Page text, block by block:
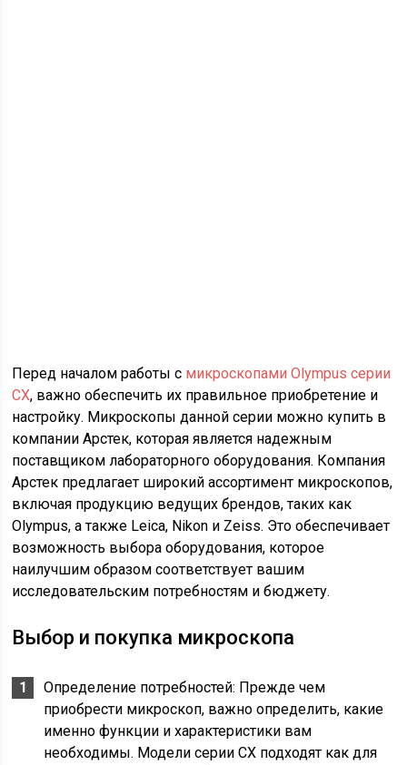
Перед началом работы с микроскопами Olympus серии
CX, важно обеспечить их правильное приобретение и
настройку. Микроскопы данной серии можно купить в
компании Арстек, которая является надежным
поставщиком лабораторного оборудования. Компания
Арстек предлагает широкий ассортимент микроскопов,
включая продукцию ведущих брендов, таких как
Olympus, а также Leica, Nikon и Zeiss. Это обеспечивает
возможность выбора оборудования, которое
наилучшим образом соответствует вашим
исследовательским потребностям и бюджету.
Выбор и покупка микроскопа
Определение потребностей: Прежде чем
приобрести микроскоп, важно определить, какие
именно функции и характеристики вам
необходимы. Модели серии CX подходят как для